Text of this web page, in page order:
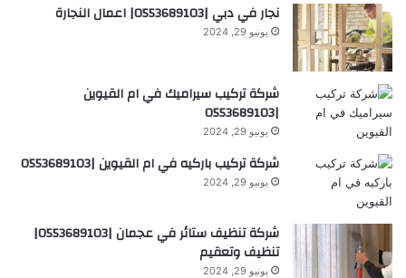
نجار في دبي |0553689103| اعمال النجارة
يونيو 29, 2024
شركة تركيب سيراميك في ام القيوين
|0553689103
يونيو 29, 2024
شركة تركيب باركيه في ام القيوين |0553689103
يونيو 29, 2024
شركة تنظيف ستائر في عجمان |0553689103|
تنظيف وتعقيم
يونيو 29, 2024